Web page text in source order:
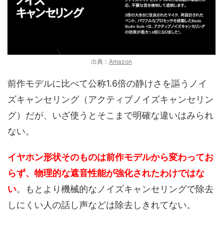
出典： Amazon
前作モデルに比べて公称1.6倍の静けさを謳うノイ
ズキャンセリング（アクティブノイズキャンセリン
グ）だが、いざ使うとそこまで明確な違いはみられ
ない。
イヤホン形状そのものは前作モデルから変わってお
らず、物理的な遮音性能が強化されたわけではな
い。もとより機械的なノイズキャンセリングで除去
しにくい人の話し声などは除去しきれてない。